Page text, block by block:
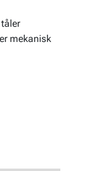
mekanisk